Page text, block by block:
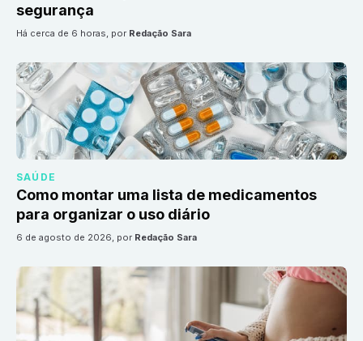
segurança
há cerca de 6 horas, por Redação Sara
SAÚDE
Como montar uma lista de medicamentos
para organizar o uso diário
6 de agosto de 2026, por Redação Sara